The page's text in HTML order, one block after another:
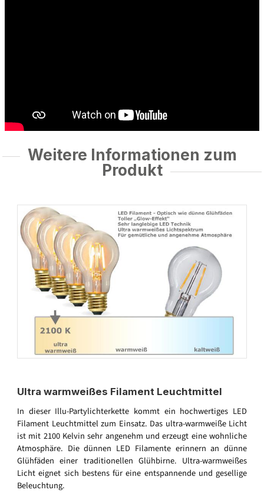
Weitere Informationen zum
Produkt
Ultra warmweißes Filament Leuchtmittel
In dieser Illu-Partylichterkette kommt ein hochwertiges LED
Filament Leuchtmittel zum Einsatz. Das ultra-warmweiße Licht
ist mit 2100 Kelvin sehr angenehm und erzeugt eine wohnliche
Atmosphäre. Die dünnen LED Filamente erinnern an dünne
Glühfäden einer traditionellen Glühbirne. Ultra-warmweißes
Licht eignet sich bestens für eine entspannende und gesellige
Beleuchtung.